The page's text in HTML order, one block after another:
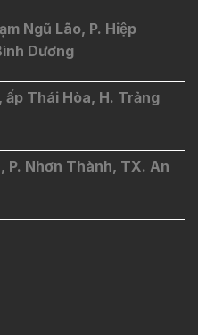
Ngũ Lão, P. Hiệp
Dương
Thái Hòa, H. Trảng
P. Nhơn Thành, TX. An